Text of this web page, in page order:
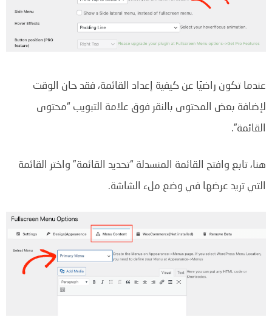
عندما تكون راضيًا عن كيفية إعداد القائمة، فقد حان الوقت
لإضافة بعض المحتوى بالنقر فوق علامة التبويب “محتوى
القائمة”.
هنا، تابع وافتح القائمة المنسدلة “تحديد القائمة” واختر القائمة
التي تريد عرضها في وضع ملء الشاشة.